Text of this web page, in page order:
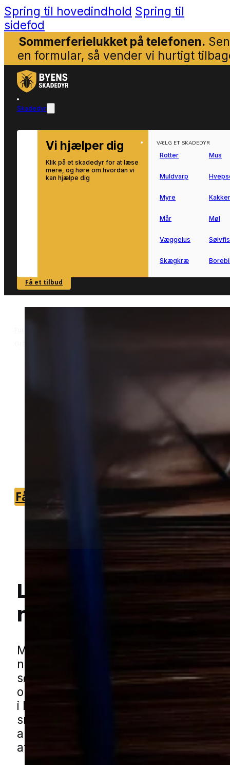
Spring til hovedindhold Spring til
sidefod
Sommerferielukket på telefonen.
en formular, så vender vi hurtigt
Skadedyr
Vi hjælper dig
Klik på et skadedyr for at læse
mere, og høre om hvordan vi
kan hjælpe dig
SE OVERSIGT
VÆLG ET SKADEDYR
Rotter Mus
Muldvarp
Myre
Mår Møl
Væggelus
Skægkræ
Få et tilbud
Vi forbinder dig med lokale partnere,
du hurtigt kan komme i kontakt med
den rette specialist.
Få et tilbud
Lokal bekæmpelse
myrer
i Gråsten
Myrer kan hurtigt blive et irriterende
når de finder vej tæt på boligen og
søge efter fugt, madrester eller rolige
omkring huset. Det starter ofte
i blandede boligområder med haver,
småbygninger og tætte
aktiviteten brede sig, så det bliver
at få styr på omfanget.